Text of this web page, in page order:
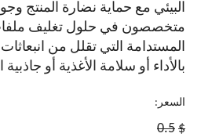
متخصصون في حلول تغليف
المستدامة التي تقلل من
بالأداء أو سلامة الأغذية أو
السعر:
$
0.5